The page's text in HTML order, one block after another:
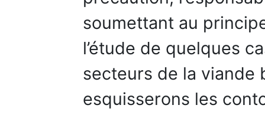
soumettant au
l’étude de quelques
secteurs de la viande
esquisserons les